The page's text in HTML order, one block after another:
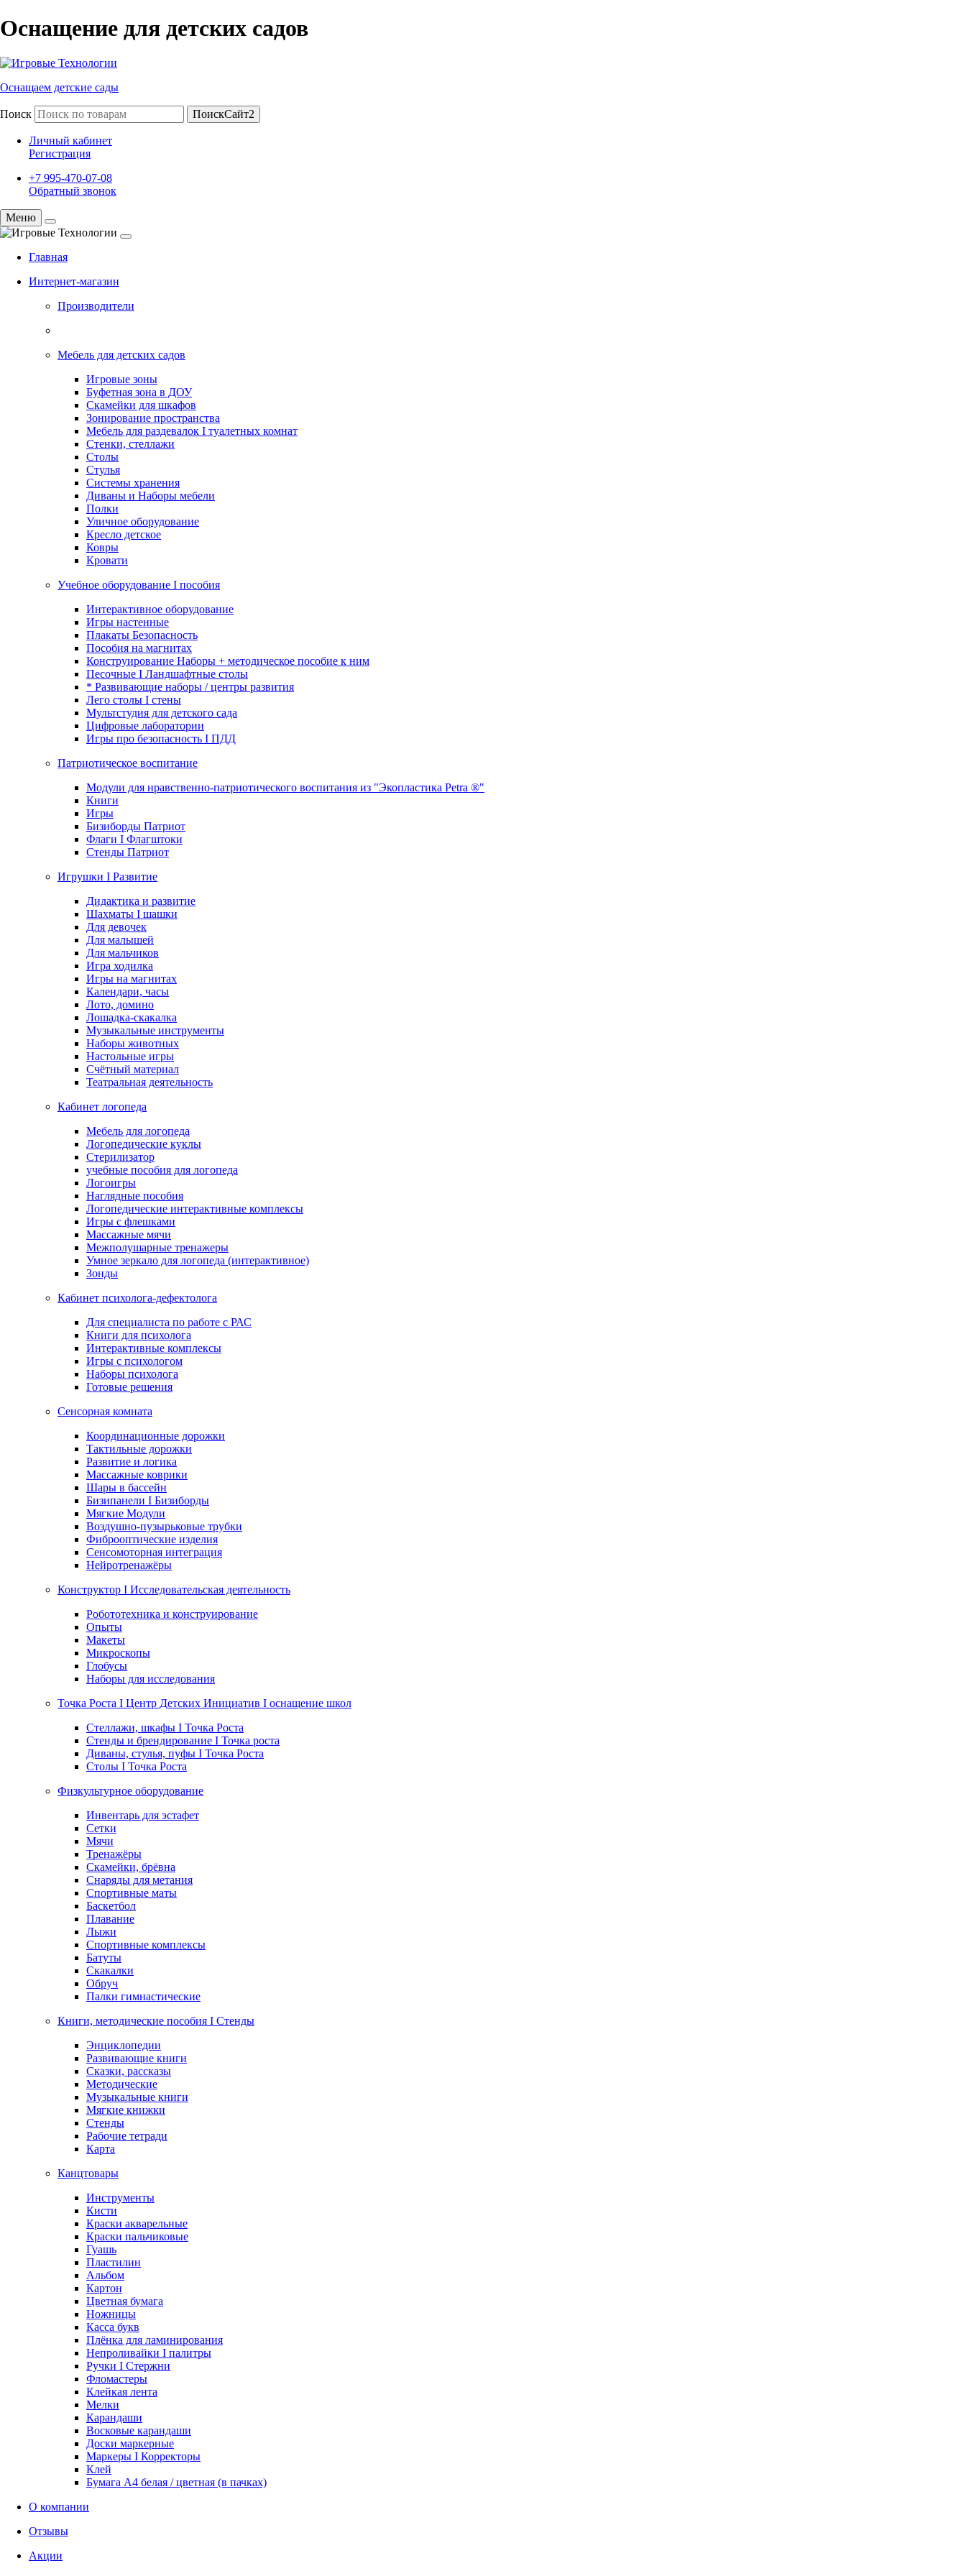
Оснащение для детских садов
Оснащаем детские сады
Поиск ПоискСайт2
Личный кабинет
Регистрация
+7 995-470-07-08
Обратный звонок
Меню
Главная
Интернет-магазин
Производители
Мебель для детских садов
Игровые зоны
Буфетная зона в ДОУ
Скамейки для шкафов
Зонирование пространства
Мебель для раздевалок I туалетных комнат
Стенки, стеллажи
Столы
Стулья
Системы хранения
Диваны и Наборы мебели
Полки
Уличное оборудование
Кресло детское
Ковры
Кровати
Учебное оборудование I пособия
Интерактивное оборудование
Игры настенные
Плакаты Безопасность
Пособия на магнитах
Конструирование Наборы + методическое пособие к ним
Песочные I Ландшафтные столы
* Развивающие наборы / центры развития
Лего столы I стены
Мультстудия для детского сада
Цифровые лаборатории
Игры про безопасность I ПДД
Патриотическое воспитание
Модули для нравственно-патриотического воспитания из "Экопластика Petra ®"
Книги
Игры
Бизиборды Патриот
Флаги I Флагштоки
Стенды Патриот
Игрушки I Развитие
Дидактика и развитие
Шахматы I шашки
Для девочек
Для малышей
Для мальчиков
Игра ходилка
Игры на магнитах
Календари, часы
Лото, домино
Лошадка-скакалка
Музыкальные инструменты
Наборы животных
Настольные игры
Счётный материал
Театральная деятельность
Кабинет логопеда
Мебель для логопеда
Логопедические куклы
Стерилизатор
учебные пособия для логопеда
Логоигры
Наглядные пособия
Логопедические интерактивные комплексы
Игры с флешками
Массажные мячи
Межполушарные тренажеры
Умное зеркало для логопеда (интерактивное)
Зонды
Кабинет психолога-дефектолога
Для специалиста по работе с РАС
Книги для психолога
Интерактивные комплексы
Игры с психологом
Наборы психолога
Готовые решения
Сенсорная комната
Координационные дорожки
Тактильные дорожки
Развитие и логика
Массажные коврики
Шары в бассейн
Бизипанели I Бизиборды
Мягкие Модули
Воздушно-пузырьковые трубки
Фиброоптические изделия
Сенсомоторная интеграция
Нейротренажёры
Конструктор I Исследовательская деятельность
Робототехника и конструирование
Опыты
Макеты
Микроскопы
Глобусы
Наборы для исследования
Точка Роста I Центр Детских Инициатив I оснащение школ
Стеллажи, шкафы I Точка Роста
Стенды и брендирование I Точка роста
Диваны, стулья, пуфы I Точка Роста
Столы I Точка Роста
Физкультурное оборудование
Инвентарь для эстафет
Сетки
Мячи
Тренажёры
Скамейки, брёвна
Снаряды для метания
Спортивные маты
Баскетбол
Плавание
Лыжи
Спортивные комплексы
Батуты
Скакалки
Обруч
Палки гимнастические
Книги, методические пособия I Стенды
Энциклопедии
Развивающие книги
Сказки, рассказы
Методические
Музыкальные книги
Мягкие книжки
Стенды
Рабочие тетради
Карта
Канцтовары
Инструменты
Кисти
Краски акварельные
Краски пальчиковые
Гуашь
Пластилин
Альбом
Картон
Цветная бумага
Ножницы
Касса букв
Плёнка для ламинирования
Непроливайки I палитры
Ручки I Стержни
Фломастеры
Клейкая лента
Мелки
Карандаши
Восковые карандаши
Доски маркерные
Маркеры I Корректоры
Клей
Бумага А4 белая / цветная (в пачках)
О компании
Отзывы
Акции